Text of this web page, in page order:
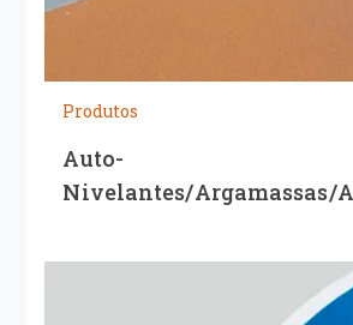
Produtos
Auto-
Nivelantes/Argamassas/